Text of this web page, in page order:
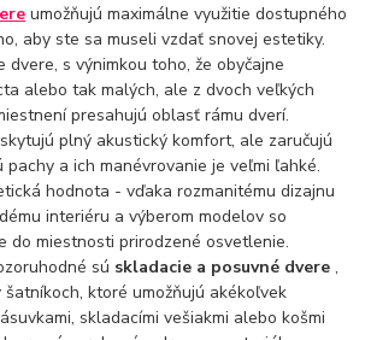
umožňujú maximálne využitie dostupného
aby ste sa museli vzdať snovej estetiky.
dvere, s výnimkou toho, že obyčajne
alebo tak malých, ale z dvoch veľkých
presahujú oblasť rámu dverí.
plný akustický komfort, ale zaručujú
pachy a ich manévrovanie je veľmi ľahké.
hodnota - vďaka rozmanitému dizajnu
interiéru a výberom modelov so
do miestnosti prirodzené osvetlenie.
sú skladacie a posuvné dvere,
šatníkoch, ktoré umožňujú akékoľvek
skladacími vešiakmi alebo košmi